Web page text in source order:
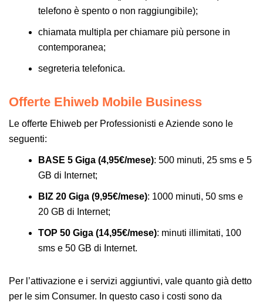
telefono è spento o non raggiungibile);
chiamata multipla per chiamare più persone in
contemporanea;
segreteria telefonica.
Offerte Ehiweb Mobile Business
Le offerte Ehiweb per Professionisti e Aziende sono le
seguenti:
BASE 5 Giga (4,95€/mese): 500 minuti, 25 sms e 5
GB di Internet;
BIZ 20 Giga (9,95€/mese): 1000 minuti, 50 sms e
20 GB di Internet;
TOP 50 Giga (14,95€/mese): minuti illimitati, 100
sms e 50 GB di Internet.
Per l’attivazione e i servizi aggiuntivi, vale quanto già detto
per le sim Consumer. In questo caso i costi sono da